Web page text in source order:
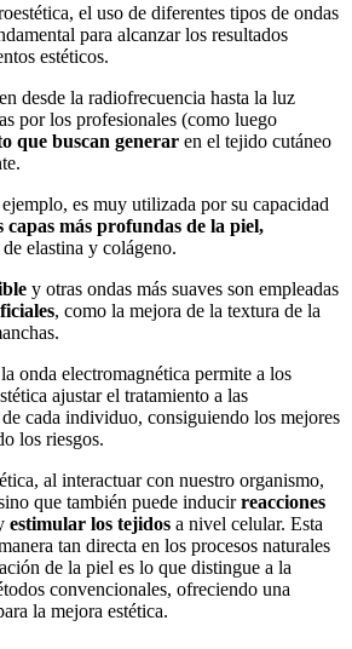
el uso de diferentes tipos de ondas
para alcanzar los resultados
estéticos.
desde la radiofrecuencia hasta la luz
por los profesionales (como luego
que buscan generar en el tejido cutáneo
es muy utilizada por su capacidad
capas más profundas de la piel,
elastina y colágeno.
y otras ondas más suaves son empleadas
, como la mejora de la textura de la
onda electromagnética permite a los
ajustar el tratamiento a las
de cada individuo, consiguiendo los mejores
los riesgos.
al interactuar con nuestro organismo,
que también puede inducirreacciones
estimular los tejidos a nivel celular. Esta
tan directa en los procesos naturales
de la piel es lo que distingue a la
convencionales, ofreciendo una
la mejora estética.